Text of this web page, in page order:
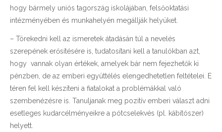
hogy bármely uniós tagország iskolájában, felsőoktatási
intézményében és munkahelyén megállják helyüket.
– Törekedni kell az ismeretek átadásán túl a nevelés
szerepének erősítésére is, tudatosítani kell a tanulókban azt,
hogy vannak olyan értékek, amelyek bár nem fejezhetők ki
pénzben, de az emberi együttélés elengedhetetlen feltételei. E
téren fel kell készíteni a fiatalokat a problémákkal való
szembenézésre is. Tanuljanak meg pozitív emberi választ adni
esetleges kudarcélményeikre a pótcselekvés (pl. kábítószer)
helyett.